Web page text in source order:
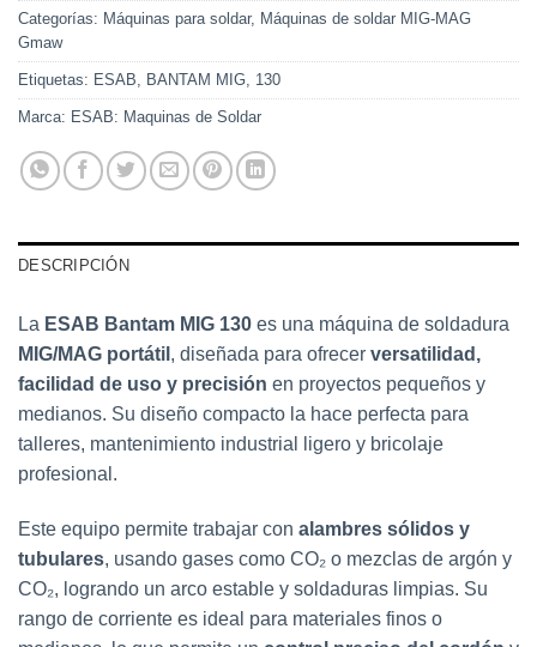
Categorías: Máquinas para soldar, Máquinas de soldar MIG-MAG
Gmaw
Etiquetas: ESAB, BANTAM MIG, 130
Marca: ESAB: Maquinas de Soldar
DESCRIPCIÓN
La ESAB Bantam MIG 130 es una máquina de soldadura
MIG/MAG portátil , diseñada para ofrecer versatilidad,
facilidad de uso y precisión en proyectos pequeños y
medianos. Su diseño compacto la hace perfecta para
talleres, mantenimiento industrial ligero y bricolaje
profesional.
Este equipo permite trabajar con alambres sólidos y
tubulares, usando gases como CO₂ o mezclas de argón y
CO₂, logrando un arco estable y soldaduras limpias. Su
rango de corriente es ideal para materiales finos o